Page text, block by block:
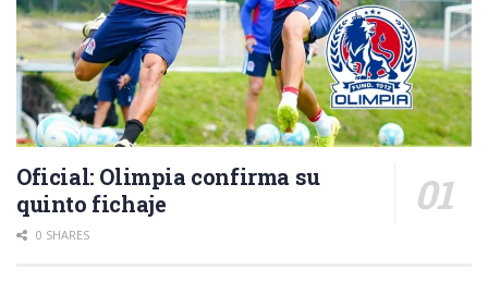
Oficial: Olimpia confirma su
quinto fichaje
0 SHARES